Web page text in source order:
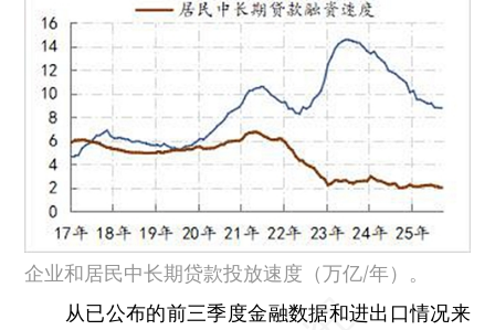
企业和居民中长期贷款投放速度（万亿/年）。
从已公布的前三季度金融数据和进出口情况来